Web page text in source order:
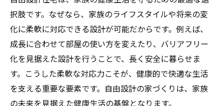
択肢です。なぜなら、家族のライフスタイルや将来の変
化に柔軟に対応できる設計が可能だからです。例えば、
成長に合わせて部屋の使い方を変えたり、バリアフリー
化を見据えた設計を行うことで、長く安全に暮らせま
す。こうした柔軟な対応力こそが、健康的で快適な生活
を支える重要な要素です。自由設計の家づくりは、家族
の未来を見据えた健康生活の基盤となります。